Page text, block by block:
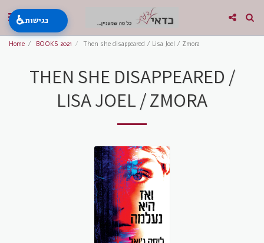
Home BOOKS 2021 Then she disappeared / Lisa Joel / Zmora
THEN SHE DISAPPEARED /
LISA JOEL / ZMORA
♿נגישות